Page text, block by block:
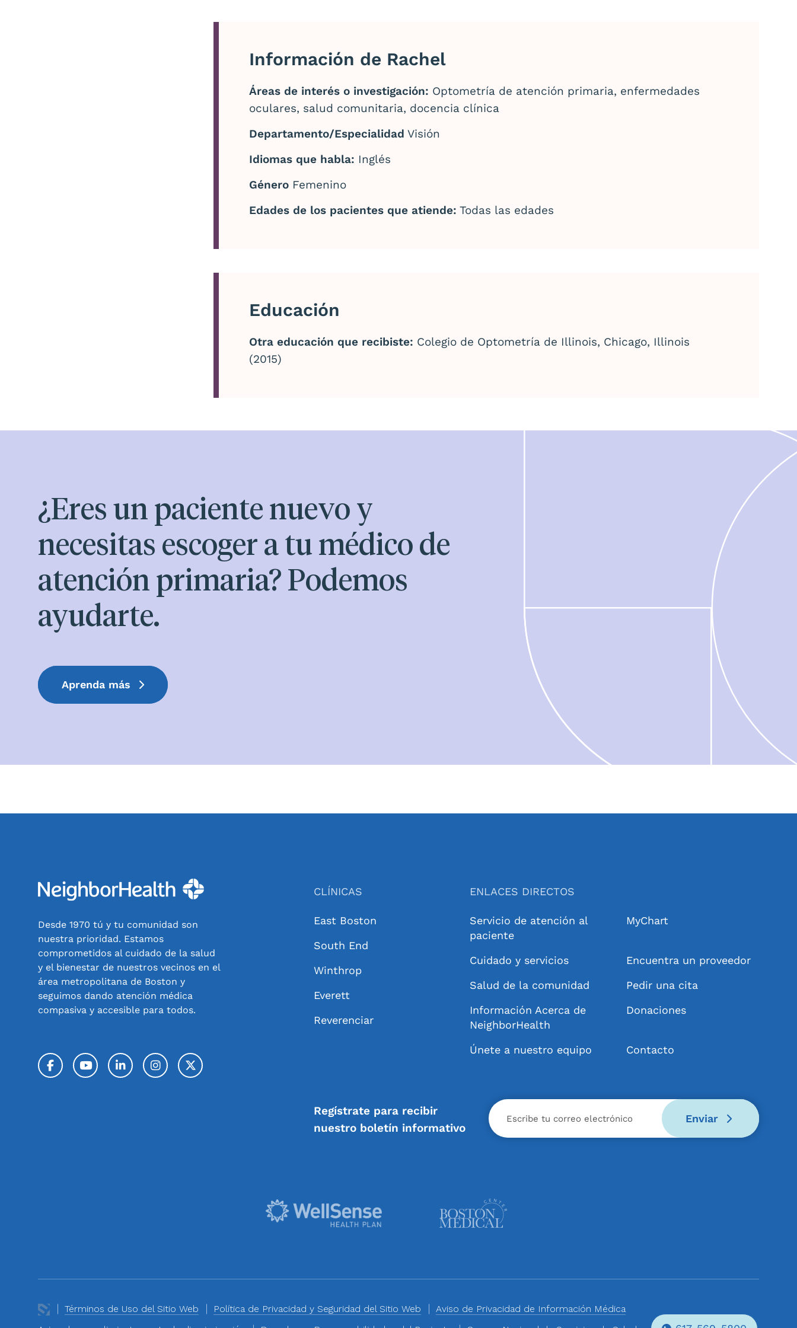
Información de Rachel
Áreas de interés o investigación: Optometría de atención primaria, enfermedades
oculares, salud comunitaria, docencia clínica
Departamento/Especialidad Visión
Idiomas que habla: Inglés
GéneroFemenino
Edades de los pacientes que atiende: Todas las edades
Educación
Otra educación que recibiste: Colegio de Optometría de Illinois, Chicago, Illinois
(2015)
¿Eres un paciente nuevo y
necesitas escoger a tu médico de
atención primaria? Podemos
ayudarte.
Aprenda más
Desde 1970 tú y tu comunidad son
nuestra prioridad. Estamos
comprometidos al cuidado de la salud
y el bienestar de nuestros vecinos en el
área metropolitana de Boston y
seguimos dando atención médica
compasiva y accesible para todos.
FacebookYouTubeLinkedInInstagramTwitter / X
CLÍNICAS
East Boston
South End
Winthrop
Everett
Reverenciar
ENLACES DIRECTOS
Servicio de atención al
paciente
MyChart
Cuidado y servicios
Encuentra un proveedor
Salud de la comunidad
Pedir una cita
Información Acerca de
NeighborHealth
Donaciones
Únete a nuestro equipo Contacto
Regístrate para recibir
nuestro boletín informativo
Enviar
Términos de Uso del Sitio Web Política de Privacidad y Seguridad del Sitio Web
Aviso de Privacidad de Información Médica